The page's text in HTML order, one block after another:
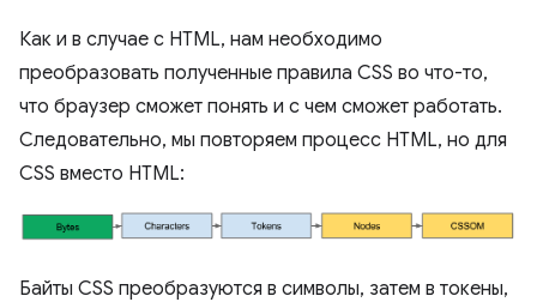
Как и в случае с HTML, нам необходимо
преобразовать полученные правила CSS во что-то,
что браузер сможет понять и с чем сможет работать.
Следовательно, мы повторяем процесс HTML, но для
CSS вместо HTML:
Байты CSS преобразуются в символы, затем в токены,